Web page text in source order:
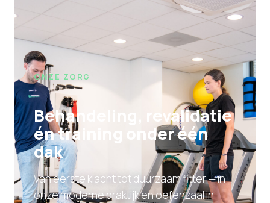
ONZE ZORG
Behandeling, revalidatie
én training onder één
dak
Van eerste klacht tot duurzaam fitter — in
onze moderne praktijk en oefenzaal in